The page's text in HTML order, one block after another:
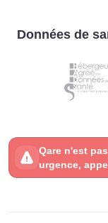
Données de
Qare n'est
urgence,